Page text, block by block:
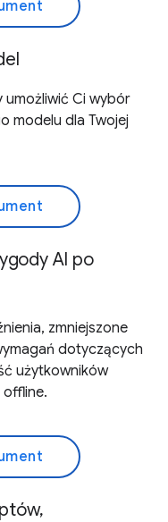
umożliwić Ci wybór
modelu dla Twojej
AI po
zmniejszone
dotyczących
użytkowników
offline.